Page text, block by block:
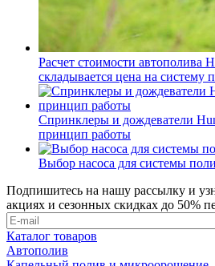
Расчет стоимости автополива
складывается цена на систему
Спринклеры и дождеватели
принцип работы
Выбор насоса для системы
Подпишитесь на нашу рассылку и
акциях и сезонных скидках до 50%
Каталог товаров
Автополив